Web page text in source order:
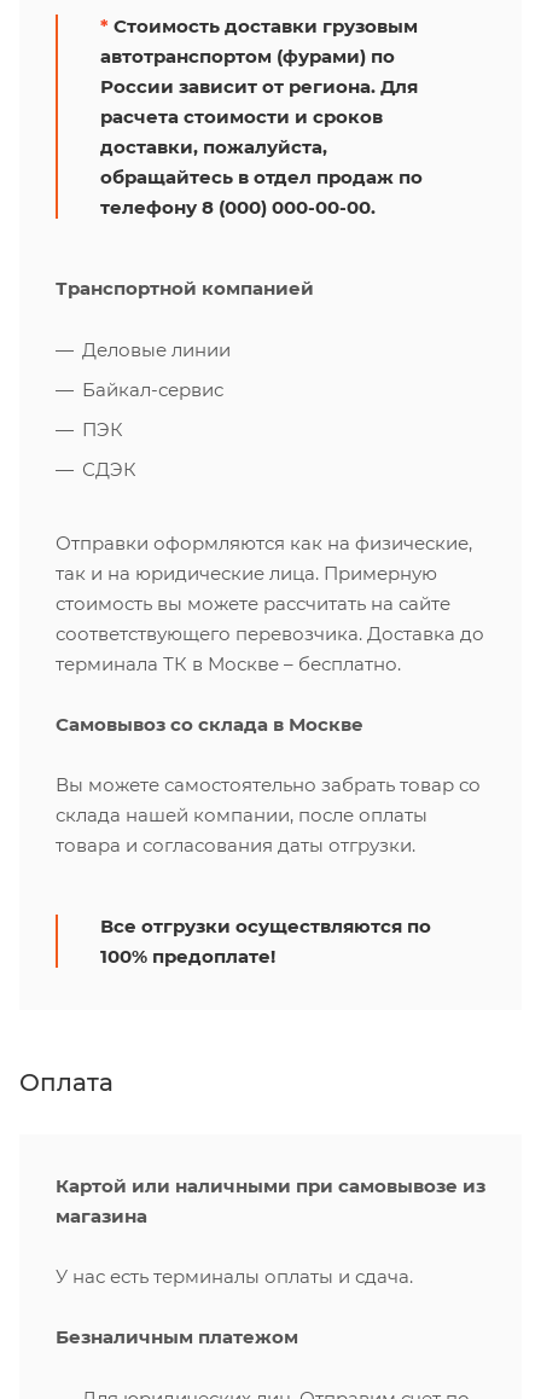
* Стоимость доставки грузовым
автотранспортом (фурами) по
России зависит от региона. Для
расчета стоимости и сроков
доставки, пожалуйста,
обращайтесь в отдел продаж по
телефону 8 (000) 000-00-00.
Транспортной компанией
Деловые линии
Байкал-сервис
ПЭК
СДЭК
Отправки оформляются как на физические,
так и на юридические лица. Примерную
стоимость вы можете рассчитать на сайте
соответствующего перевозчика. Доставка до
терминала ТК в Москве – бесплатно.
Самовывоз со склада в Москве
Вы можете самостоятельно забрать товар со
склада нашей компании, после оплаты
товара и согласования даты отгрузки.
Все отгрузки осуществляются по
100% предоплате!
Оплата
Картой или наличными при самовывозе из
магазина
У нас есть терминалы оплаты и сдача.
Безналичным платежом